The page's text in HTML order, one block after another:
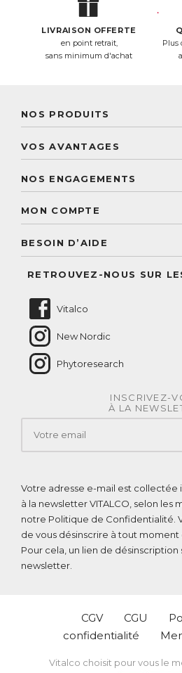
LIVRAISON OFFERTE
en point retrait,
sans minimum d'achat
Plus
NOS PRODUITS
Laboratoire Landais
Découvrez le catalogue
VOS AVANTAGES
Paiement sécurisé
Conseils personnalisés
NOS ENGAGEMENTS
Conseil personnalisé
MON COMPTE
BESOIN D’AIDE
RETROUVEZ-NOUS SUR
Vitalco
New Nordic
Phytoresearch
INSCRIVEZ-
À LA
Votre adresse e-mail est collectée
à la newsletter VITALCO, selon les
notre Politique de Confidentialité
de vous désinscrire à tout
Pour cela, un lien de désinscription
newsletter.
CGV CGU
confidentialité
Vitalco choisit pour vous le